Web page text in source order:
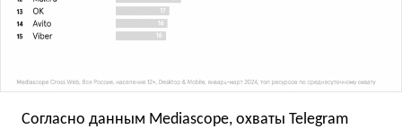
Согласно данным Mediascope, охваты Telegram